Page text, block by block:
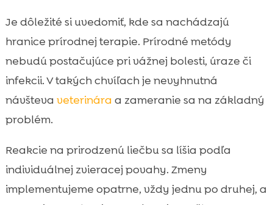
Je dôležité si uvedomiť, kde sa nachádzajú
hranice prírodnej terapie. Prírodné metódy
nebudú postačujúce pri vážnej bolesti, úraze či
infekcii. V takých chvíľach je nevyhnutná
návšteva veterinára a zameranie sa na základný
problém.
Reakcie na prirodzenú liečbu sa líšia podľa
individuálnej zvieracej povahy. Zmeny
implementujeme opatrne, vždy jednu po druhej, a